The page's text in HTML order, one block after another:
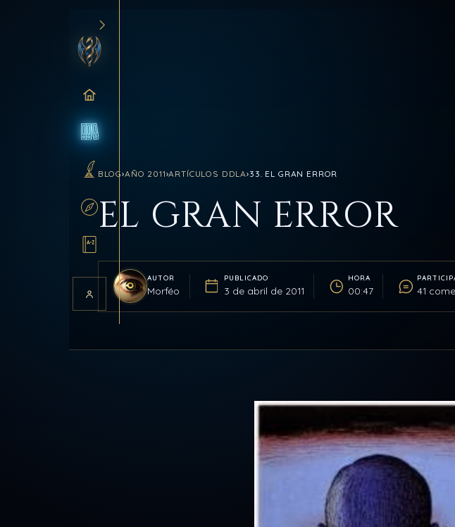
INICIO
BLOG
SANCTUM
RUTAS
GLOSARIO
BLOG›AÑO 2011›ARTÍCULOS DDLA›33. EL GRAN ERROR
EL GRAN ERROR
AUTOR
Morféo
PUBLICADO
3 de abril de 2011
HORA
00:47 41